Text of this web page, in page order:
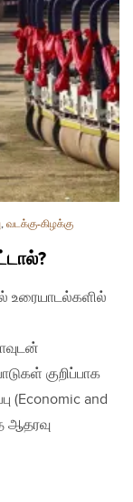
, வடக்கு-கிழக்கு
உரையாடல்களில்
குறிப்பாக
(Economic and
ஆதரவு